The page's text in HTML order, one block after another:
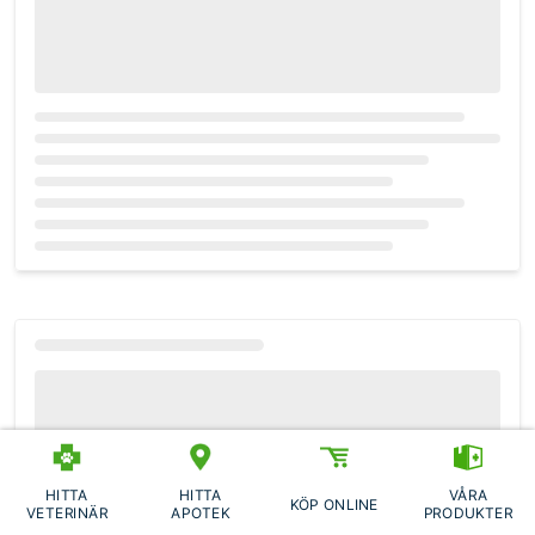
Loading...
HITTA
VETERINÄR
HITTA
APOTEK
KÖP ONLINE
VÅRA
PRODUKTER